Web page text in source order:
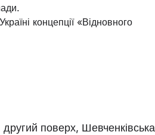
концепції «Відновного
поверх, Шевченківська